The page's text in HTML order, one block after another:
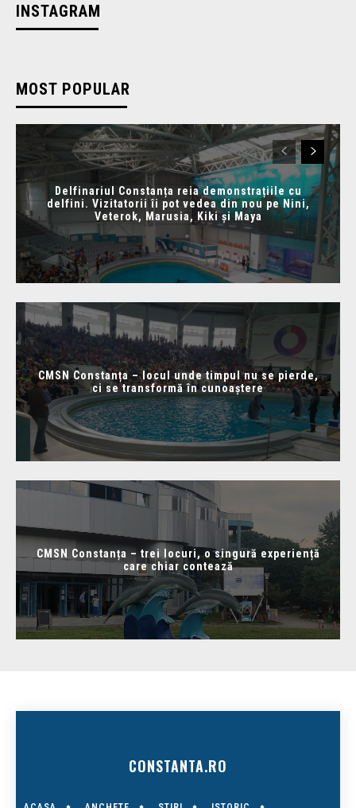
INSTAGRAM
MOST POPULAR
Delfinariul Constanța reia demonstrațiile cu
delfini. Vizitatorii îi pot vedea din nou pe Nini,
Veterok, Marusia, Kiki și Maya
CMSN Constanța – locul unde timpul nu se pierde,
ci se transformă în cunoaștere
CMSN Constanța – trei locuri, o singură experiență
care chiar contează
CONSTANTA.RO